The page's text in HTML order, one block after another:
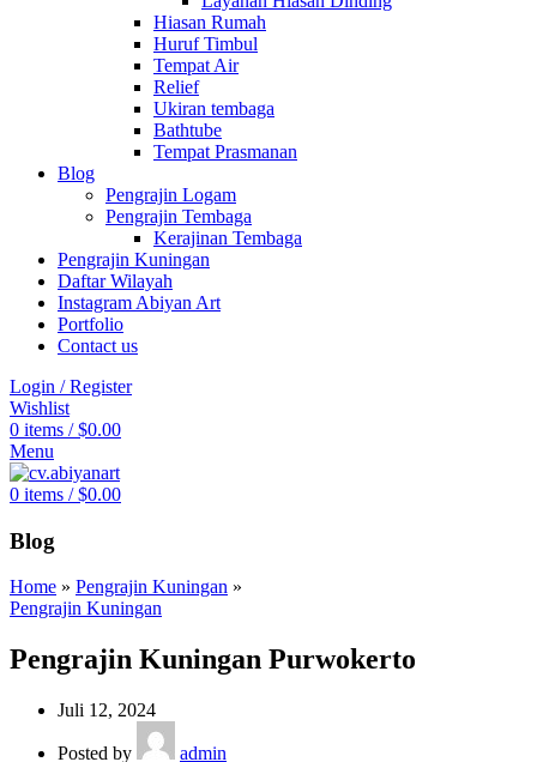
Hiasan Rumah
Huruf Timbul
Tempat Air
Relief
Ukiran tembaga
Bathtube
Tempat Prasmanan
Blog
Pengrajin Logam
Pengrajin Tembaga
Kerajinan Tembaga
Pengrajin Kuningan
Daftar Wilayah
Instagram Abiyan Art
Portfolio
Contact us
Login / Register
Wishlist
0 items / $0.00
Menu
0 items / $0.00
Blog
Home » Pengrajin Kuningan »
Pengrajin Kuningan
Pengrajin Kuningan Purwokerto
Juli 12, 2024
Posted by
admin